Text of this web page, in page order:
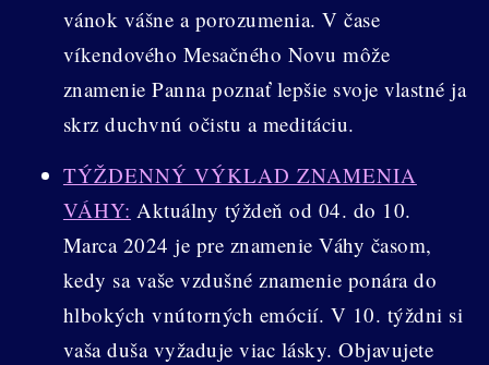
vánok vášne a porozumenia. V čase
víkendového Mesačného Novu môže
znamenie Panna poznať lepšie svoje vlastné ja
skrz duchvnú očistu a meditáciu.
TÝŽDENNÝ VÝKLAD ZNAMENIA
VÁHY: Aktuálny týždeň od 04. do 10.
Marca 2024 je pre znamenie Váhy časom,
kedy sa vaše vzdušné znamenie ponára do
hlbokých vnútorných emócií. V 10. týždni si
vaša duša vyžaduje viac lásky. Objavujete